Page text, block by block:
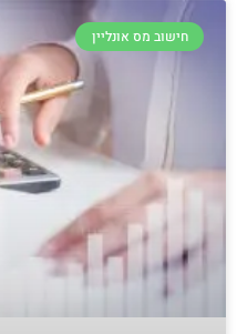
חישוב מס אונליין